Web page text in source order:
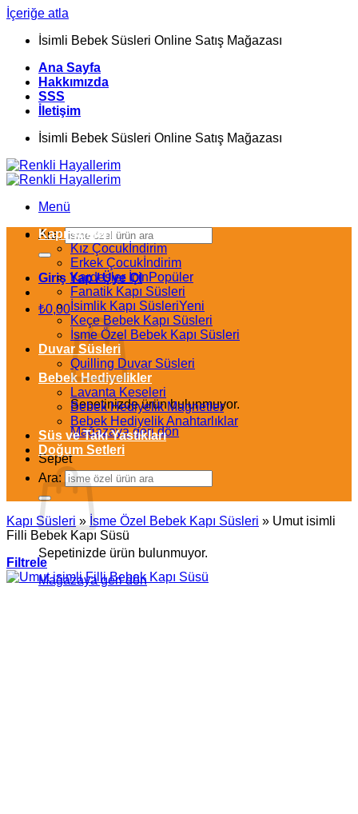
İçeriğe atla
İsimli Bebek Süsleri Online Satış Mağazası
Ana Sayfa
Hakkımızda
SSS
İletişim
İsimli Bebek Süsleri Online Satış Mağazası
Menü
Ara:
Giriş Yap / Üye Ol
₺0,00
Sepetinizde ürün bulunmuyor.
Mağazaya geri dön
Sepet
Sepetinizde ürün bulunmuyor.
Mağazaya geri dön
Kapı Süsleri
Kız Çocuk
Erkek Çocuk
Kardeşler İçin
Fanatik Kapı Süsleri
İsimlik Kapı Süsleri
Keçe Bebek Kapı Süsleri
İsme Özel Bebek Kapı Süsleri
Duvar Süsleri
Quilling Duvar Süsleri
Bebek Hediyelikler
Lavanta Keseleri
Bebek Hediyelik Magnetler
Bebek Hediyelik Anahtarlıklar
Süs ve Takı Yastıkları
Doğum Setleri
Ara:
Kapı Süsleri » İsme Özel Bebek Kapı Süsleri » Umut isimli
Filli Bebek Kapı Süsü
Filtrele